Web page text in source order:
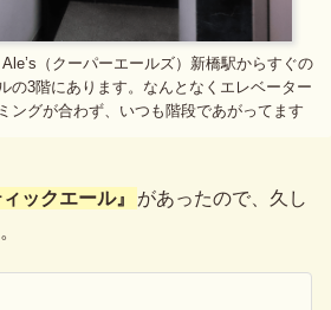
Ale’s（クーパーエールズ）新橋駅からすぐの
の3階にあります。なんとなくエレベーター
ングが合わず、いつも階段であがってます
ックエール』
があったので、久し